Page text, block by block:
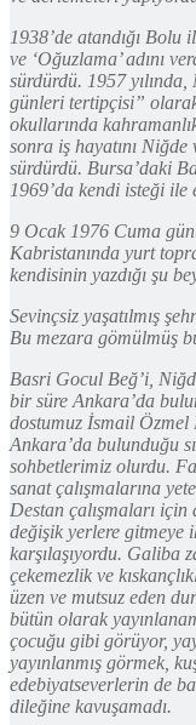
1938’de atandığı
ve ‘Oğuzlama’ adını
sürdürdü. 1957
günleri tertipçisi”
okullarında
sonra iş hayatını
sürdürdü. Bursa’daki
1969’da kendi isteği ile
9 Ocak 1976 Cuma
Kabristanında yurt
kendisinin yazdığı şu
Sevinçsiz yaşatılmış
Bu mezara gömülmüş
Basri Gocul Beğ’i,
bir süre Ankara’da
dostumuz İsmail Özmel
Ankara’da bulunduğu
sohbetlerimiz olurdu.
sanat çalışmalarına
Destan çalışmaları
değişik yerlere gitmeye
karşılaşıyordu. Galiba
çekemezlik ve
üzen ve mutsuz eden
bütün olarak
çocuğu gibi görüyor,
yayınlanmış görmek,
edebiyatseverlerin de
dileğine kavuşamadı.